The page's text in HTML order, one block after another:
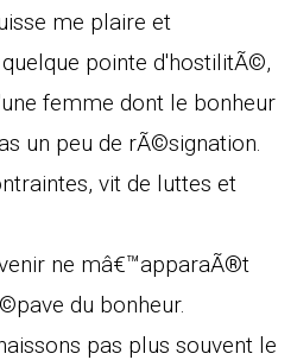
me plaire et
pointe d'hostilitÃ©,
femme dont le bonheur
un peu de rÃ©signation.
vit de luttes et
ne mâ€™apparaÃ®t
du bonheur.
pas plus souvent le